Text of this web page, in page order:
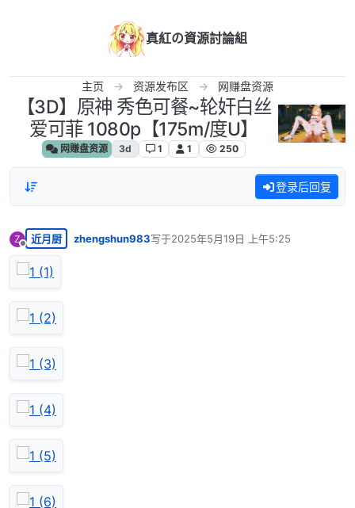
真紅の資源討論組
主页 资源发布区 网赚盘资源
【3D】原神 秀色可餐~轮奸白丝
爱可菲 1080p【175m/度U】
网赚盘资源 3d 1 1 250
登录后回复
Z
离线
近月厨 zhengshun983写于2025年5月19日 上午5:25
最后由 编辑